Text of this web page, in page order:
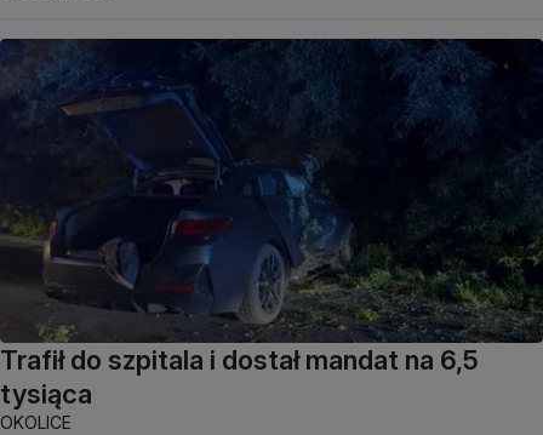
Trafił do szpitala i dostał mandat na 6,5
tysiąca
OKOLICE